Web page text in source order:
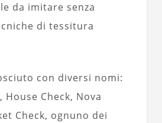
da imitare senza
di tessitura
con diversi nomi:
House Check, Nova
Check, ognuno dei